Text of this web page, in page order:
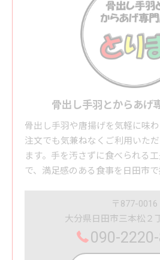
骨出し手羽とからあげ
骨出し手羽や唐揚げを気軽に味
注文でも気兼ねなくご利用いた
ます。手を汚さずに食べられる
で、満足感のある食事を日田市で
〒877-0016
大分県日田市三本松２
090-